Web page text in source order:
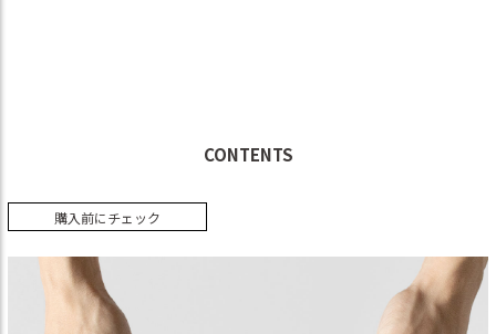
CONTENTS
購入前にチェック